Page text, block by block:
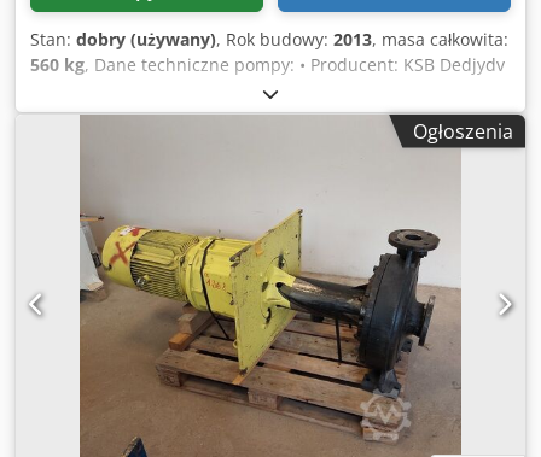
Stan: dobry (używany), Rok budowy: 2013, masa całkowita:
560 kg, Dane techniczne pompy: • Producent: KSB Dedjydv
I Dopfx Ahgekr • Typ: ETIC D 65 / 45-1 • Wydajność: Q = 45
m³/h • Wysokość podnoszenia: H = 182,19 m • Rok
produkcji: 2013 • Przyłącza kołnierzowe (wizualnie DN150 –
elektryczny: • Producent: Siemens • Moc: 37 kW • Zasilanie:
3-fazowe • Obroty: ok. 2950 obr./min (50 Hz) • Wykonanie
przemysłowe, chłodzenie IC411 • Montaż: IM B3 • Silnik
zamontowany na ramie z pompą Stan: • Stan techniczny:
używany • Wizualnie normalne ślady eksploatacji, brak
pęknięć i uszkodzeń korpusu • Wały i kołnierze kompletne
(widoczne na zdjęciach) • Sprzedawane jako komplet:
pompa + silnik + rama Informacje dodatkowe: • Idealna do
zastosowań przemysłowych: instalacje technologiczne,
energetyka, chemia, woda procesowa • Cena podana za
Ogłoszenia